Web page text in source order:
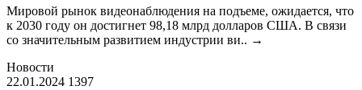
Мировой рынок видеонаблюдения на подъеме, ожидается, что
к 2030 году он достигнет 98,18 млрд долларов США. В связи
со значительным развитием индустрии ви.. →
Новости
22.01.2024 1397